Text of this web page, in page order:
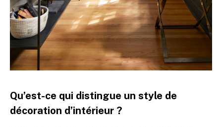
Qu’est-ce qui distingue un style de
décoration d’intérieur ?